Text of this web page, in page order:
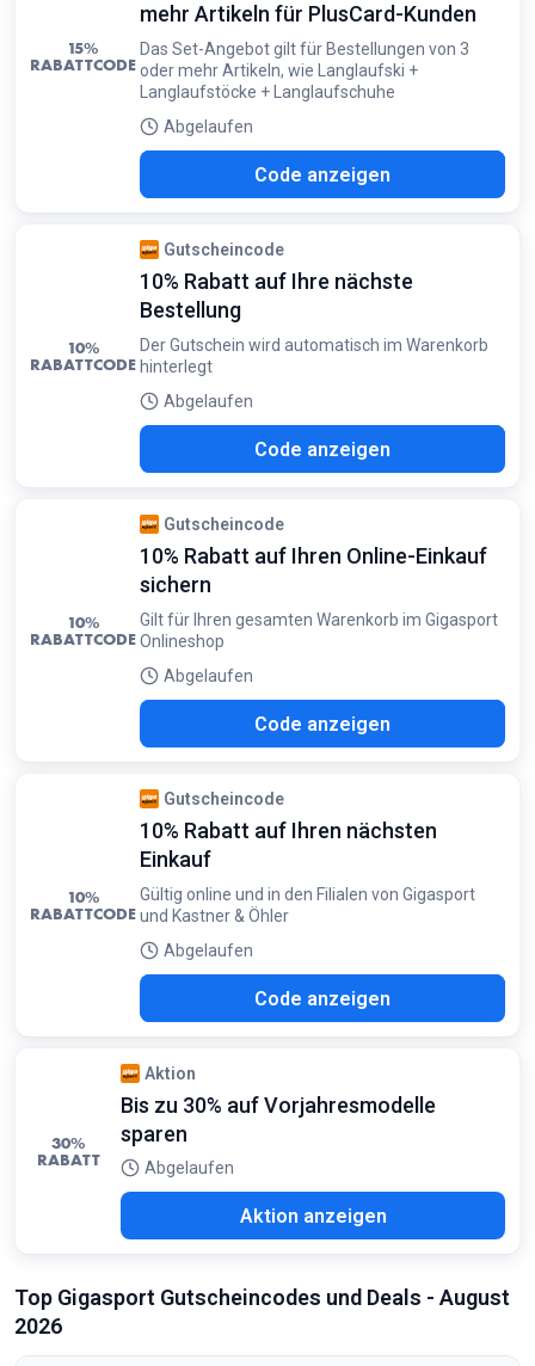
15%
RABATTCODE
mehr Artikeln für PlusCard-Kunden
Das Set-Angebot gilt für Bestellungen von 3
oder mehr Artikeln, wie Langlaufski +
Langlaufstöcke + Langlaufschuhe
Abgelaufen
Code anzeigen
10%
RABATTCODE
Gutscheincode
10% Rabatt auf Ihre nächste
Bestellung
Der Gutschein wird automatisch im Warenkorb
hinterlegt
Abgelaufen
Code anzeigen
10%
RABATTCODE
Gutscheincode
10% Rabatt auf Ihren Online-Einkauf
sichern
Gilt für Ihren gesamten Warenkorb im Gigasport
Onlineshop
Abgelaufen
Code anzeigen
10%
RABATTCODE
Gutscheincode
10% Rabatt auf Ihren nächsten
Einkauf
Gültig online und in den Filialen von Gigasport
und Kastner & Öhler
Abgelaufen
Code anzeigen
30%
RABATT
Aktion
Bis zu 30% auf Vorjahresmodelle
sparen
Abgelaufen
Aktion anzeigen
Top Gigasport Gutscheincodes und Deals - August
2026